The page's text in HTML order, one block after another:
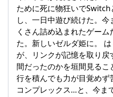
ために死に物狂いで
し、一日中遊び続けた。
くさん詰め込まれたゲー
た。新しいゼルダ姫に。
が、リンクが記憶を取り
間だったのかを垣間見る
行を積んでも力が目覚め
コンプレックス…と、今ま